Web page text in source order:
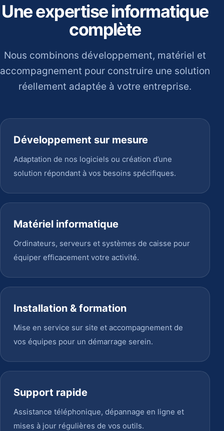
Une expertise informatique
complète
Nous combinons développement, matériel et
accompagnement pour construire une solution
réellement adaptée à votre entreprise.
Développement sur mesure
Adaptation de nos logiciels ou création d’une
solution répondant à vos besoins spécifiques.
Matériel informatique
Ordinateurs, serveurs et systèmes de caisse pour
équiper efficacement votre activité.
Installation & formation
Mise en service sur site et accompagnement de
vos équipes pour un démarrage serein.
Support rapide
Assistance téléphonique, dépannage en ligne et
mises à jour régulières de vos outils.